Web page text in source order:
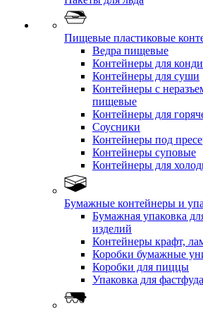
Пищевые пластиковые
Ведра пищевые
Контейнеры для
Контейнеры для суши
Контейнеры с
пищевые
Контейнеры для
Соусники
Контейнеры под
Контейнеры суповые
Контейнеры для
Бумажные контейнеры и
Бумажная упаковка
изделий
Контейнеры крафт,
Коробки бумажные
Коробки для пиццы
Упаковка для фастфуда